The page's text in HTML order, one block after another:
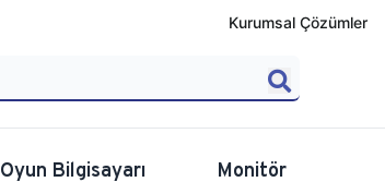
Kurumsal Çözümler
Oyun Bilgisayarı Monitör